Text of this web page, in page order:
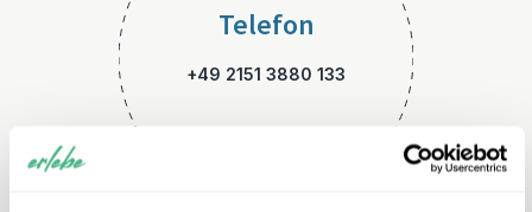
Telefon
+49 2151 3880 133